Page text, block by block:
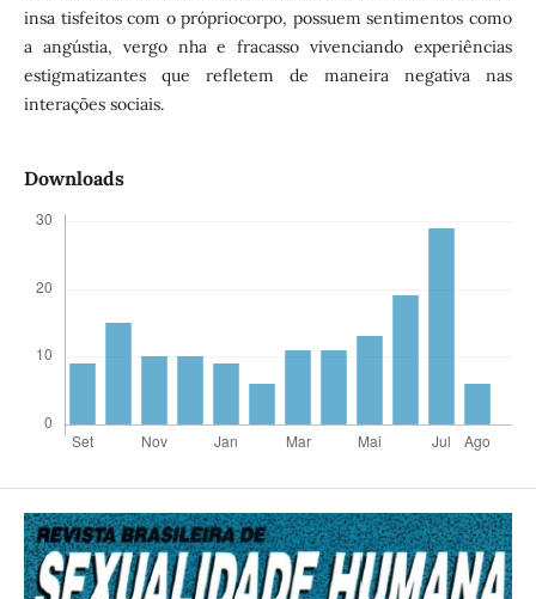
insa­ tisfeitos com o própriocorpo, possuem sentimentos como
a angústia, vergo­ nha e fracasso vivenciando experiências
estigmatizantes que refletem de maneira negativa nas
interações sociais.
Downloads